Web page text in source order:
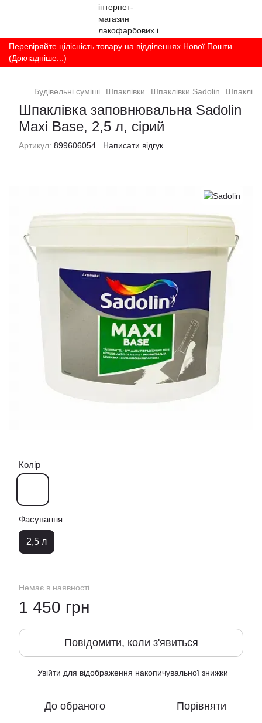
Перевіряйте цілісність товару на відділеннях Нової Пошти
(Докладніше...)
Будівельні суміші Шпаклівки Шпаклівки Sadolin
Шпаклівка заповнювальна Sadolin
Maxi Base, 2,5 л, сірий
Артикул: 899606054 Написати відгук
Колір
Фасування
2,5 л
Немає в наявності
1 450 грн
Повідомити, коли з'явиться
Увійти для відображення накопичувальної знижки
До обраного Порівняти